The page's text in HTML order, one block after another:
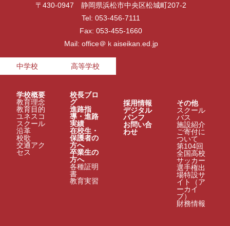
〒430-0947 静岡県浜松市中央区松城町207-2
Tel: 053-456-7111
Fax: 053-455-1660
Mail: office＠ｋaiseikan.ed.jp
中学校 高等学校
学校概要
教育理念
教育目的
ユネスコ
スクール
沿革
校歌
交通アク
セス
校長ブロ
グ
進路指
導・進路
実績
在校生・
保護者の
方へ
卒業生の
方へ
各種証明
書
教育実習
採用情報
デジタル
パンフ
お問い合
わせ
その他
スクール
バス
施設紹介
ご寄付に
ついて
第104回
全国高校
サッカー
選手権出
場特設サ
イト（ア
ーカイ
ブ）
財務情報